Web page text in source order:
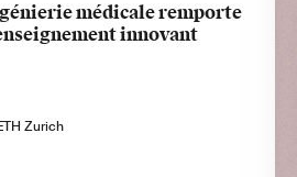
médicale remporte
innovant
Zurich